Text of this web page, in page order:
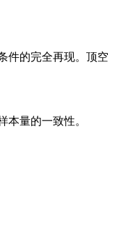
件的完全再现。顶空
量的一致性。